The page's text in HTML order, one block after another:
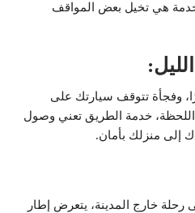
هي تخيل بعض المواقف
:
وفجأة تتوقف سيارتك على
خدمة الطريق تعني وصول
إلى منزلك بأمان.
رحلة خارج المدينة، يتعرض إطار